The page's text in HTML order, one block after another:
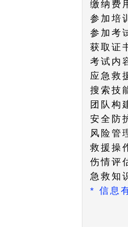
缴纳费
参加培
参加考
获取证
考试内
应急救
搜索技
团队构
安全防
风险管
救援操
伤情评
急救知
* 信息